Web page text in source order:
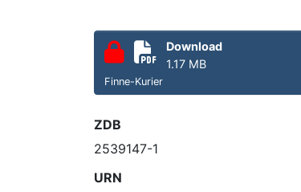
Download
1.17 MB
Finne-Kurier
ZDB
2539147-1
URN